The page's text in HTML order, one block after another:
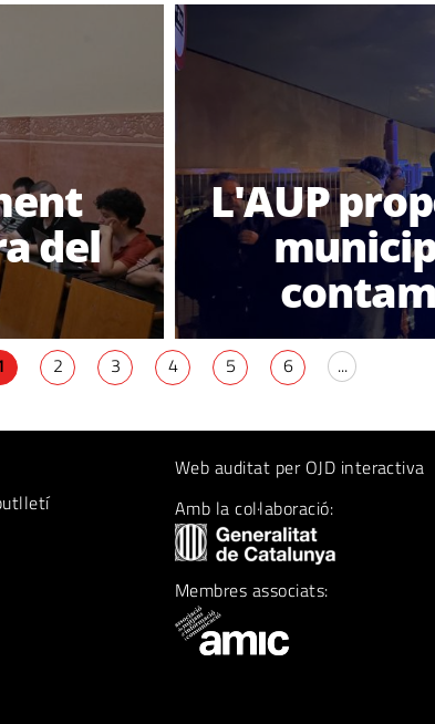
del
L'AUP
2 3 4 5 6 ...
Web auditat per OJD interactiva
Amb la col·laboració:
Membres associats: